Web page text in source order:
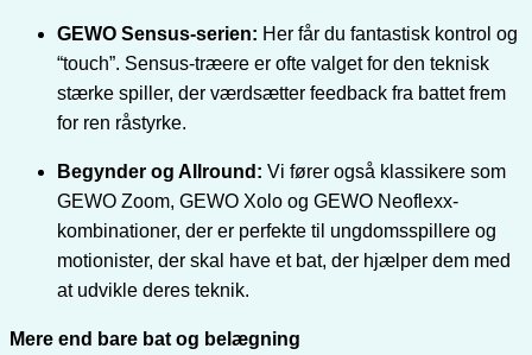
GEWO Sensus-serien: Her får du fantastisk kontrol og
“touch”. Sensus-træere er ofte valget for den teknisk
stærke spiller, der værdsætter feedback fra battet frem
for ren råstyrke.
Begynder og Allround: Vi fører også klassikere som
GEWO Zoom, GEWO Xolo og GEWO Neoflexx-
kombinationer, der er perfekte til ungdomsspillere og
motionister, der skal have et bat, der hjælper dem med
at udvikle deres teknik.
Mere end bare bat og belægning